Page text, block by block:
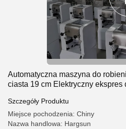
Automatyczna maszyna do
ciasta 19 cm Elektryczny ekspres
Szczegóły Produktu
Miejsce pochodzenia: Chiny
Nazwa handlowa: Hargsun